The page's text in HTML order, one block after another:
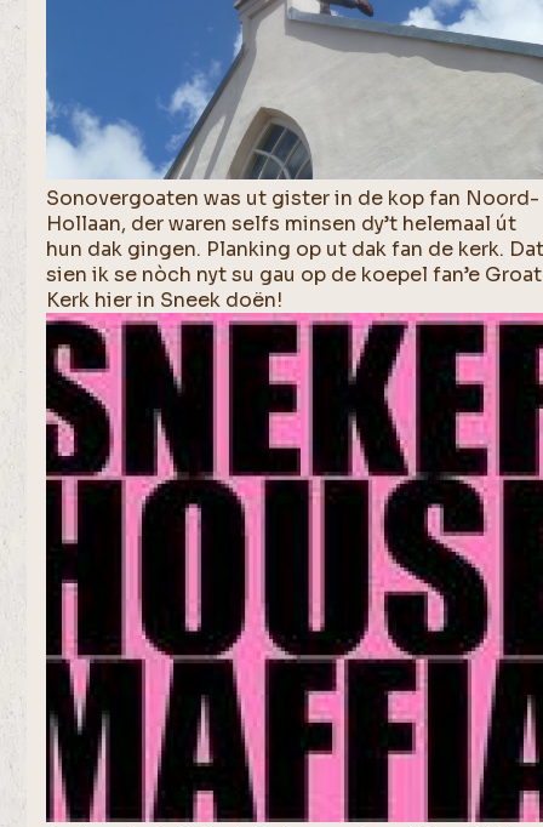
Sonovergoaten was ut gister in de kop fan Noord-
Hollaan, der waren selfs minsen dy’t helemaal út
hun dak gingen. Planking op ut dak fan de kerk.
sien ik se nòch nyt su gau op de koepel fan’e
Kerk hier in Sneek doën!